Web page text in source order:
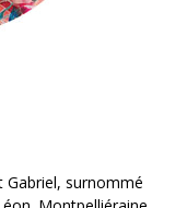
Gabriel, surnommé